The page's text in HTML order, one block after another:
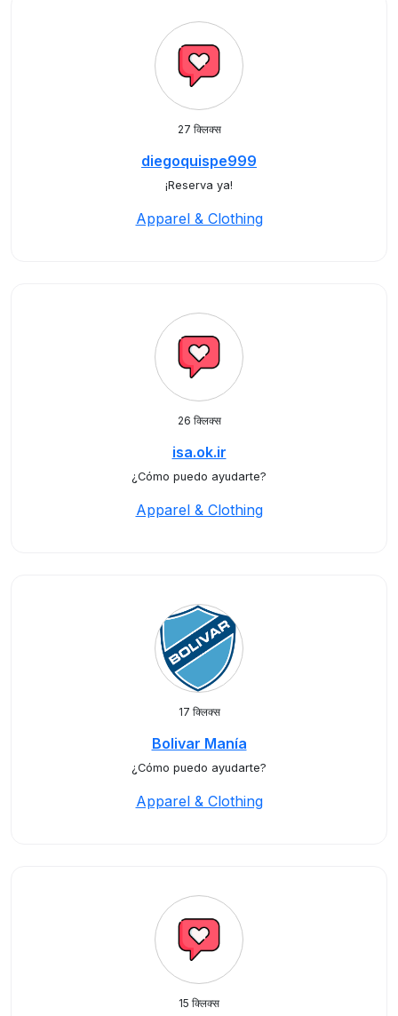
27 क्लिक्स
diegoquispe999
¡Reserva ya!
Apparel & Clothing
26 क्लिक्स
isa.ok.ir
¿Cómo puedo ayudarte?
Apparel & Clothing
17 क्लिक्स
Bolivar Manía
¿Cómo puedo ayudarte?
Apparel & Clothing
15 क्लिक्स